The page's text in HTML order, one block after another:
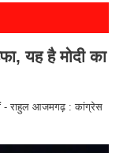
यह है मोदी का
- राहुल आजमगढ़ : कांग्रेस